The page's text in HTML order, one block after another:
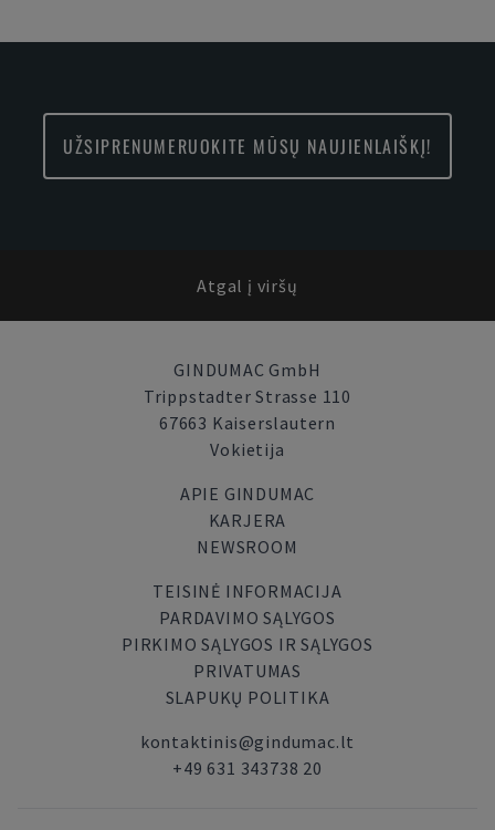
UŽSIPRENUMERUOKITE MŪSŲ NAUJIENLAIŠKĮ!
Atgal į viršų
GINDUMAC GmbH
Trippstadter Strasse 110
67663 Kaiserslautern
Vokietija
APIE GINDUMAC
KARJERA
NEWSROOM
TEISINĖ INFORMACIJA
PARDAVIMO SĄLYGOS
PIRKIMO SĄLYGOS IR SĄLYGOS
PRIVATUMAS
SLAPUKŲ POLITIKA
kontaktinis@gindumac.lt
+49 631 343738 20